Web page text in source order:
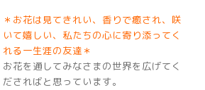
＊お花は見てきれい、香りで癒され、咲
いて嬉しい、私たちの心に寄り添ってく
れる一生涯の友達＊
お花を通してみなさまの世界を広げてく
ださればと思っています。